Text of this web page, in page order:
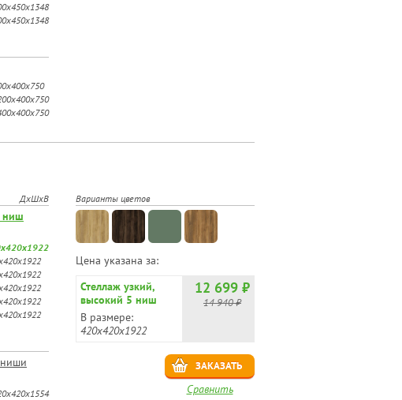
ДхШхВ
ниш
Варианты цветов
Цена указана за:
Стеллаж узкий,
высокий 5 ниш
CN.STU-510
В размере:
420x420x1922
12 699 ₽
14 940 ₽
ЗАКАЗАТЬ
Сравнить